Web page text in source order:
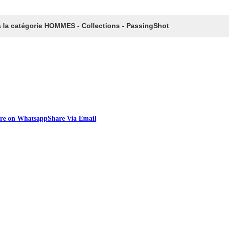
la catégorie HOMMES - Collections - PassingShot
on WhatsappShare Via Email